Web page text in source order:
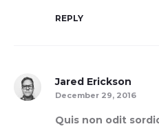
REPLY
Jared Erickson
December 29, 2016
Quis non odit